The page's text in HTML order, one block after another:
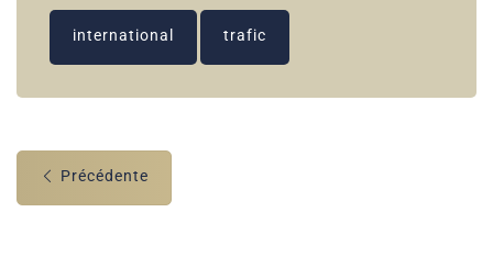
international trafic
Précédente